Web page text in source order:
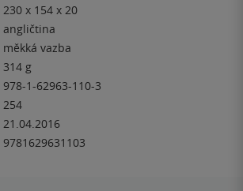
230 x 154 x 20
angličtina
měkká vazba
314 g
978-1-62963-110-3
254
21.04.2016
9781629631103